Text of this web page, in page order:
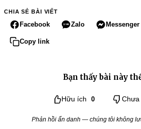
CHIA SẺ BÀI VIẾT
Facebook Zalo Messenger
Copy link
Bạn thấy bài này
Hữu ích 0 Chưa
Phản hồi ẩn danh — chúng tôi không